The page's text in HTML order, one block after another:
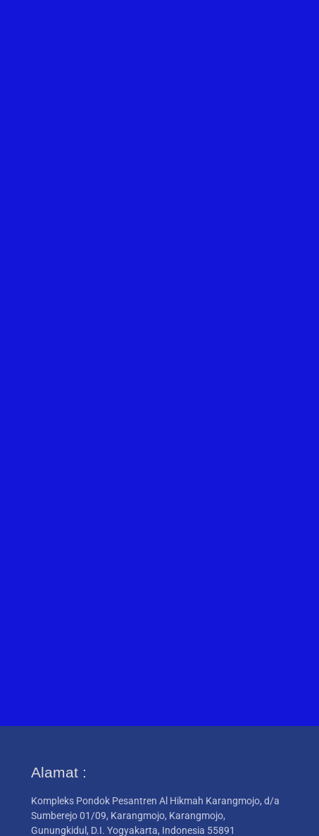
Alamat :
Kompleks Pondok Pesantren Al Hikmah Karangmojo, d/a
Sumberejo 01/09, Karangmojo, Karangmojo,
Gunungkidul, D.I. Yogyakarta, Indonesia 55891